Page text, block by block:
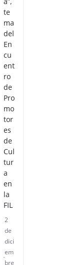
te
ma
del
En
cu
ent
ro
de
Pro
mo
tor
es
de
Cul
tur
a
en
la
FIL
2
de
dici
em
bre